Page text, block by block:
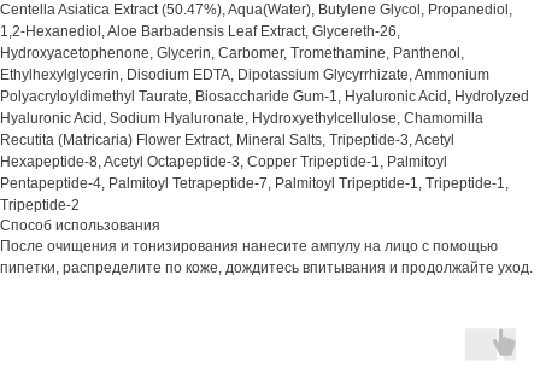
Centella Asiatica Extract (50.47%), Aqua(Water), Butylene Glycol, Propanediol,
1,2-Hexanediol, Aloe Barbadensis Leaf Extract, Glycereth-26,
Hydroxyacetophenone, Glycerin, Carbomer, Tromethamine, Panthenol,
Ethylhexylglycerin, Disodium EDTA, Dipotassium Glycyrrhizate, Ammonium
Polyacryloyldimethyl Taurate, Biosaccharide Gum-1, Hyaluronic Acid, Hydrolyzed
Hyaluronic Acid, Sodium Hyaluronate, Hydroxyethylcellulose, Chamomilla
Recutita (Matricaria) Flower Extract, Mineral Salts, Tripeptide-3, Acetyl
Hexapeptide-8, Acetyl Octapeptide-3, Copper Tripeptide-1, Palmitoyl
Pentapeptide-4, Palmitoyl Tetrapeptide-7, Palmitoyl Tripeptide-1, Tripeptide-1,
Tripeptide-2
Способ использования
После очищения и тонизирования нанесите ампулу на лицо с помощью
пипетки, распределите по коже, дождитесь впитывания и продолжайте уход.